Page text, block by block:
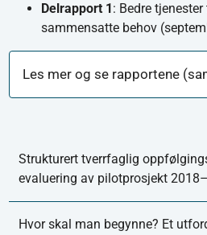
Delrapport 1: Bedre
sammensatte behov
Les mer og se rapportene
Strukturert tverrfaglig
evaluering av pilotprosjekt
Hvor skal man begynne? Et